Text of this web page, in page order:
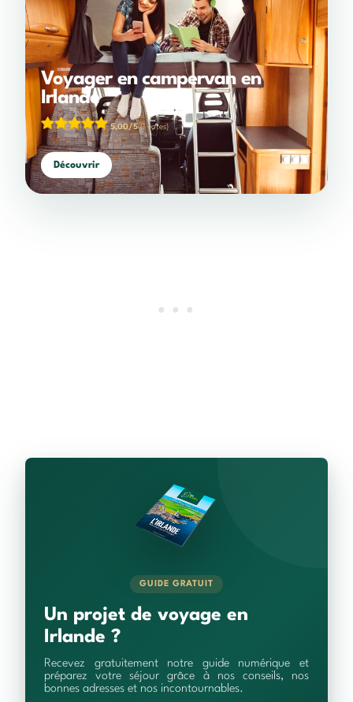
Voyager en campervan en
Irlande
5,00/5(1 votes)
Découvrir
GUIDE GRATUIT
Un projet de voyage en
Irlande ?
Recevez gratuitement notre guide numérique et
préparez votre séjour grâce à nos conseils, nos
bonnes adresses et nos incontournables.